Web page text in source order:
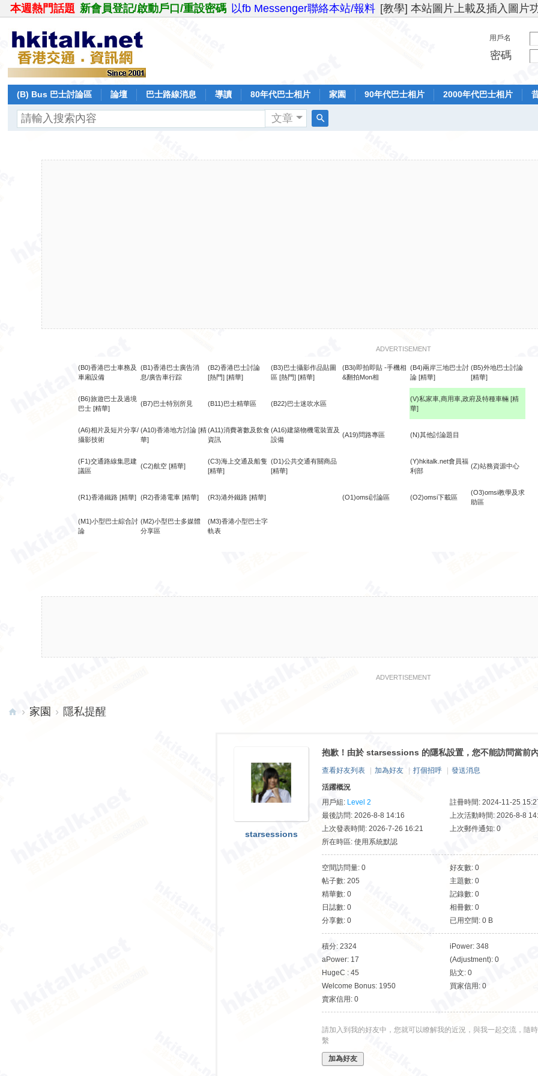
本週熱門話題 新會員登記/啟動戶口/重設密碼 以fb Messenger聯絡本站/報料 [教學] 本站圖片上載及插入圖片
用戶名
密碼
(B) Bus 巴士討論區 論壇 巴士路線消息 導讀 80年代巴士相片 家園 90年代巴士相片 2000年代巴士相片
文章
ADVERTISEMENT
(B0)香港巴士車務及
車廂設備
(B1)香港巴士廣告消
息/廣告車行踪
(B2)香港巴士討論
[熱門] [精華]
(B3)巴士攝影作品貼圖
區 [熱門] [精華]
(B3i)即拍即貼 -手機相
&翻拍Mon相
(B4)兩岸三地巴士討
論 [精華]
(B5)外地巴士討論
[精華]
(B6)旅遊巴士及過境
巴士 [精華]
(B7)巴士特別所見 (B11)巴士精華區 (B22)巴士迷吹水區
(V)私家車,商用車,政府及特種車輛 [精
華]
(A6)相片及短片分享/
攝影技術
(A10)香港地方討論 [精
華]
(A11)消費著數及飲食
資訊
(A16)建築物機電裝置及
設備
(A19)問路專區 (N)其他討論題目
(F1)交通路線集思建
議區
(C2)航空 [精華]
(C3)海上交通及船隻
[精華]
(D1)公共交通有關商品
[精華]
(Y)hkitalk.net會員福
利部
(Z)站務資源中心
(R1)香港鐵路 [精華] (R2)香港電車 [精華] (R3)港外鐵路 [精華] (O1)omsi討論區 (O2)omsi下載區
(O3)omsi教學及求
助區
(M1)小型巴士綜合討
論
(M2)小型巴士多媒體
分享區
(M3)香港小型巴士字
軌表
ADVERTISEMENT
› 家園 › 隱私提醒
starsessions
抱歉！由於 starsessions 的隱私設置，您不能訪問當前
查看好友列表 加為好友 打個招呼
發送消息
活躍概況
用戶組: Level 2
註冊時間: 2024-11-25
最後訪問: 2026-8-8 14:16
上次活動時間: 2026-8-8
上次發表時間: 2026-7-26 16:21
上次郵件通知: 0
所在時區: 使用系統默認
空間訪問量: 0
好友數: 0
帖子數: 205
主題數: 0
精華數: 0
記錄數: 0
日誌數: 0
相冊數: 0
分享數: 0
已用空間: 0 B
積分: 2324
iPower: 348
aPower: 17
(Adjustment): 0
HugeC : 45
貼文: 0
Welcome Bonus: 1950
買家信用: 0
賣家信用: 0
請加入到我的好友中，您就可以瞭解我的近況，與我一起交流，隨
繫
加為好友